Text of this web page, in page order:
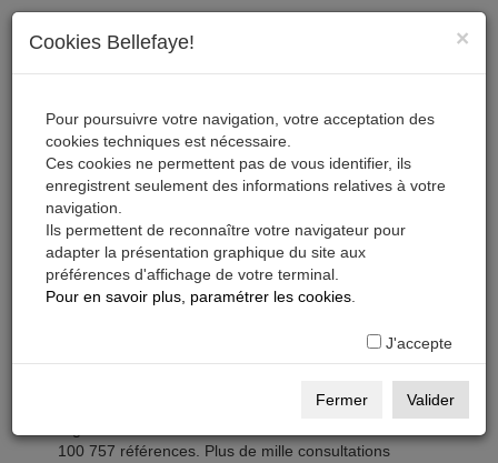
Les pages professionnelles
Comédiens, techniciens, prestataires, sociétés,
100 757 références. Plus de mille consultations
×
Cookies Bellefaye!
Pour poursuivre votre navigation, votre acceptation des
cookies techniques est nécessaire.
Ces cookies ne permettent pas de vous identifier, ils
enregistrent seulement des informations relatives à votre
navigation.
Ils permettent de reconnaître votre navigateur pour
adapter la présentation graphique du site aux
préférences d'affichage de votre terminal.
Pour en savoir plus, paramétrer les cookies
J'accepte
Fermer Valider